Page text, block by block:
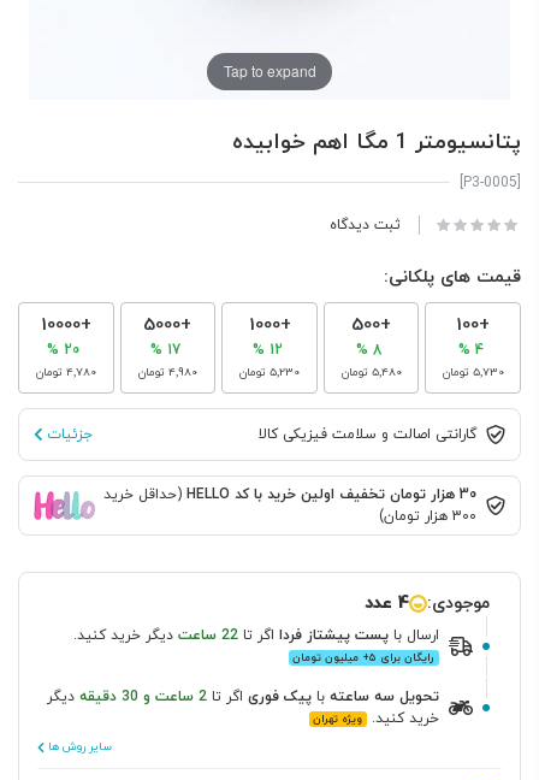
Tap to expand
پتانسیومتر 1 مگا اهم خوابیده
ثبت دیدگاه
قیمت های پلکانی:
+100
4 %
‎5٬730 تومان
+500
‎5٬480 تومان
+1000
12 %
‎5٬230 تومان
+5000
17 %
‎4٬980 تومان
+10000
‎4٬780 تومان
گارانتی اصالت و سلامت فیزیکی کالا جزئیات
30 هزار تومان تخفیف اولین خرید با کد HELLO
(حداقل خرید
300 هزار تومان)
موجودی: 4 عدد
ارسال با پست پیشتاز فردا اگر تا 22 ساعت دیگر خرید کنید.
رایگان برای ۵+ میلیون تومان
تحویل سه ساعته با پیک فوری اگر تا 2 ساعت و 30 دقیقه
دیگر
خرید کنید.
ویژه تهران
سایر روش ها